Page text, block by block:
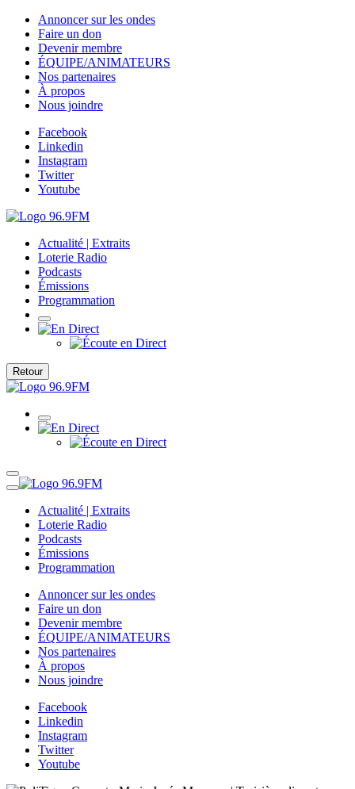
Annoncer sur les ondes
Faire un don
Devenir membre
ÉQUIPE/ANIMATEURS
Nos partenaires
À propos
Nous joindre
Facebook
Linkedin
Instagram
Twitter
Youtube
Actualité | Extraits
Loterie Radio
Podcasts
Émissions
Programmation
Retour
Actualité | Extraits
Loterie Radio
Podcasts
Émissions
Programmation
Annoncer sur les ondes
Faire un don
Devenir membre
ÉQUIPE/ANIMATEURS
Nos partenaires
À propos
Nous joindre
Facebook
Linkedin
Instagram
Twitter
Youtube